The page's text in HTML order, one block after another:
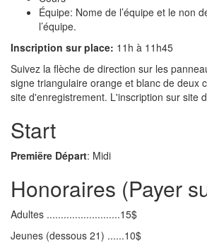
Équipe: Nome de l’équipe et le non
l’équipe.
Inscription sur place: 11h à 11h45
Suivez la flèche de direction sur les
signe triangulaire orange et blanc de deux
site d'enregistrement. L'inscription sur site
Start
Premiëre Départ: Midi
Honoraires (Payer
Adultes ..........................15$
Jeunes (dessous 21) ......10$